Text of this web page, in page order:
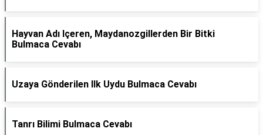
Hayvan Adı Içeren, Maydanozgillerden Bir Bitki
Bulmaca Cevabı
Uzaya Gönderilen Ilk Uydu Bulmaca Cevabı
Tanrı Bilimi Bulmaca Cevabı